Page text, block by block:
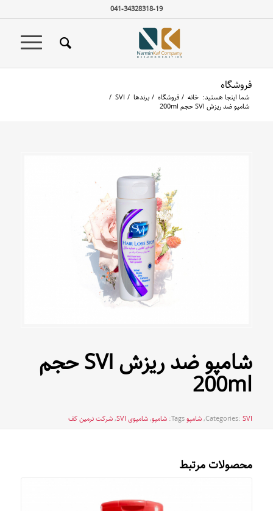
041-34328318-19
فروشگاه
شما اینجا هستید: خانه / فروشگاه / برندها /
SVI
/
شامپو ضد ریزش SVI حجم 200ml
شامپو ضد ریزش SVI حجم
200ml
Categories:SVI
,شامپوTags: شامپو,شامپوی SVI ,شرکت نرمین کف
محصولات مرتبط